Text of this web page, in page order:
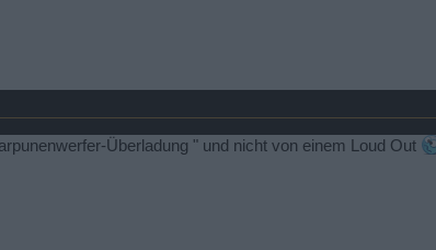
Überladung " und nicht von einem Loud Out